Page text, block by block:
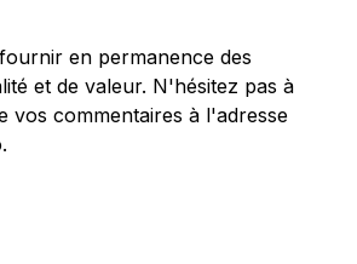
en permanence des
et de valeur. N'hésitez pas à
vos commentaires à l'adresse